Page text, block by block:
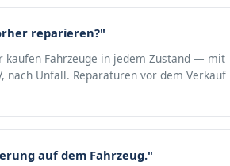
reparieren?"
kaufen Fahrzeuge in jedem Zustand — mit
nach Unfall. Reparaturen vor dem Verkauf
auf dem Fahrzeug."